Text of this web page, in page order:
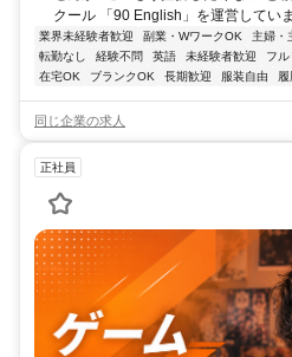
クール 「90 English」を運営してい
業界未経験者歓迎 副業・WワークOK 主婦・
転勤なし
経験不問 英語 未経験者歓迎 フル
在宅OK
ブランクOK 長期歓迎 服装自由
同じ企業の求人
正社員